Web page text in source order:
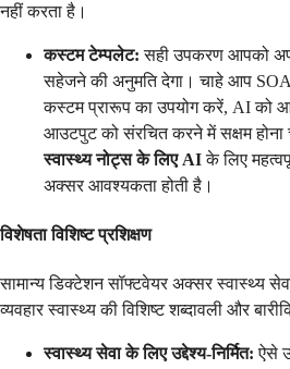
नहीं करता है।
कस्टम टेम्पलेट: सही उपकरण आपको
सहेजने की अनुमति देगा। चाहे आप
कस्टम प्रारूप का उपयोग करें, AI को
आउटपुट को संरचित करने में सक्षम
स्वास्थ्य नोट्स के लिए AIके लिए
अक्सर आवश्यकता होती है।
विशेषता विशिष्ट प्रशिक्षण
सामान्य डिक्टेशन सॉफ्टवेयर अक्सर स्वास्थ्य
व्यवहार स्वास्थ्य की विशिष्ट शब्दावली और
स्वास्थ्य सेवा के लिए उद्देश्य-निर्मित: ऐसे